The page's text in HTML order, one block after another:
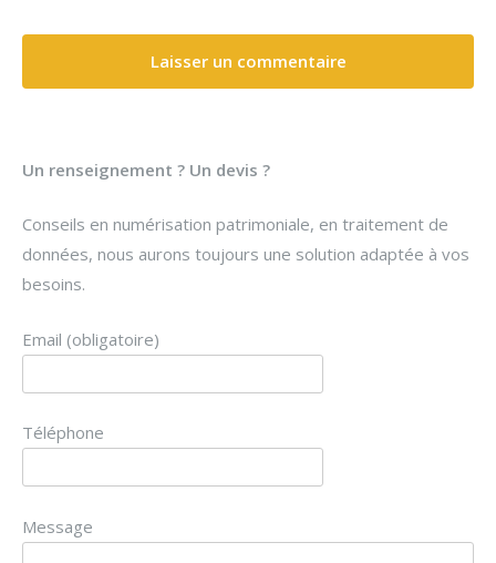
Un renseignement ? Un devis ?
Conseils en numérisation patrimoniale, en traitement de
données, nous aurons toujours une solution adaptée à vos
besoins.
Email (obligatoire)
Téléphone
Message